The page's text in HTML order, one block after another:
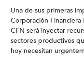
Una de sus primeras
Corporación
CFN será inyectar
sectores productivos
hoy necesitan